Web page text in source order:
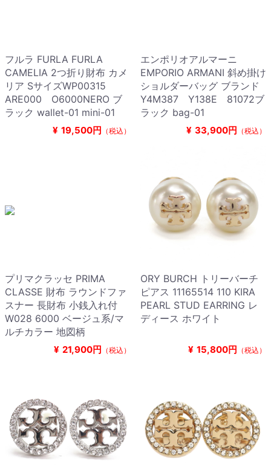
フルラ FURLA FURLA
CAMELIA 2つ折り財布 カメ
リア SサイズWP00315
ARE000 O6000NERO ブ
ラック wallet-01 mini-01
¥ 19,500円 （税込）
エンポリオアルマーニ
EMPORIO ARMANI 斜め掛け
ショルダーバッグ ブランド
Y4M387 Y138E 81072ブ
ラック bag-01
¥ 33,900円 （税込）
プリマクラッセ PRIMA
CLASSE 財布 ラウンドファ
スナー 長財布 小銭入れ付
W028 6000 ベージュ系/マ
ルチカラー 地図柄
¥ 21,900円 （税込）
ORY BURCH トリーバーチ
ピアス 11165514 110 KIRA
PEARL STUD EARRING レ
ディース ホワイト
¥ 15,800円 （税込）